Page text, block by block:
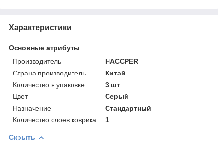
Характеристики
Основные атрибуты
Производитель
HACCPER
Страна производитель
Китай
Количество в упаковке
3 шт
Цвет
Серый
Назначение
Стандартный
Количество слоев коврика
1
Скрыть